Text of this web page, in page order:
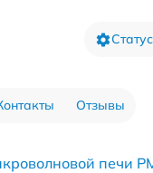
Отзывы
печи